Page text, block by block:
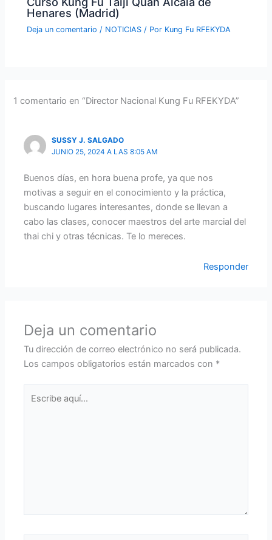
Henares (Madrid)
Deja un comentario / NOTICIAS / Por Kung Fu RFEKYDA
1 comentario en “Director Nacional Kung Fu RFEKYDA”
SUSSY J. SALGADO
JUNIO 25, 2024 A LAS 8:05 AM
Buenos días, en hora buena profe, ya que nos
motivas a seguir en el conocimiento y la práctica,
buscando lugares interesantes, donde se llevan a
cabo las clases, conocer maestros del arte marcial del
thai chi y otras técnicas. Te lo mereces.
Responder
Deja un comentario
Tu dirección de correo electrónico no será publicada.
Los campos obligatorios están marcados con *